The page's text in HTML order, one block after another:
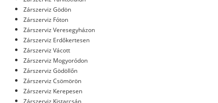
Zárszerviz Gödön
Zárszerviz Fóton
Zárszerviz Veresegyházon
Zárszerviz Erdőkertesen
Zárszerviz Vácott
Zárszerviz Mogyoródon
Zárszerviz Gödöllőn
Zárszerviz Csömörön
Zárszerviz Kerepesen
Zárszerviz Kistarcsán